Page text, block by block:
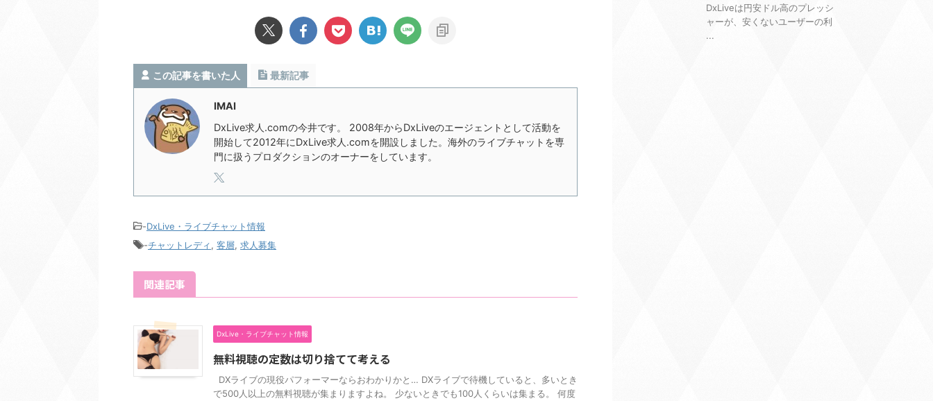
この記事を書いた人 最新記事
IMAI
DxLive求人.comの今井です。 2008年からDxLiveのエージェントとして活動を
開始して2012年にDxLive求人.comを開設しました。海外のライブチャットを専
門に扱うプロダクションのオーナーをしています。
-DxLive・ライブチャット情報
-チャットレディ, 客層, 求人募集
関連記事
DxLive・ライブチャット情報
無料視聴の定数は切り捨てて考える
DXライブの現役パフォーマーならおわかりかと… DXライブで待機していると、多いとき
で500人以上の無料視聴が集まりますよね。 少ないときでも100人くらいは集まる。 何度
DxLiveは円安ドル高のプレッシ
ャーが、安くないユーザーの利
...